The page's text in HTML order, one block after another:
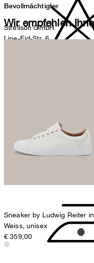
Bevollmächtigter
Strellson GmbH
Line-Eid-Str. 6
Sonnenwiesenstrasse 21
8280 Kreuzlingen
Schweiz
Wir empfehlen
Sneaker by Ludwig Reiter in
Weiss, unisex
€ 359,00